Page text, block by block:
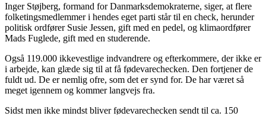
Inger Støjberg, formand for Danmarksdemokraterne, siger, at flere
folketingsmedlemmer i hendes eget parti står til en check, herunder
politisk ordfører Susie Jessen, gift med en pedel, og klimaordfører
Mads Fuglede, gift med en studerende.
Også 119.000 ikkevestlige indvandrere og efterkommere, der ikke er
i arbejde, kan glæde sig til at få fødevarechecken. Den fortjener de
fuldt ud. De er nemlig ofre, som det er synd for. De har været så
meget igennem og kommer langvejs fra.
Sidst men ikke mindst bliver fødevarechecken sendt til ca. 150